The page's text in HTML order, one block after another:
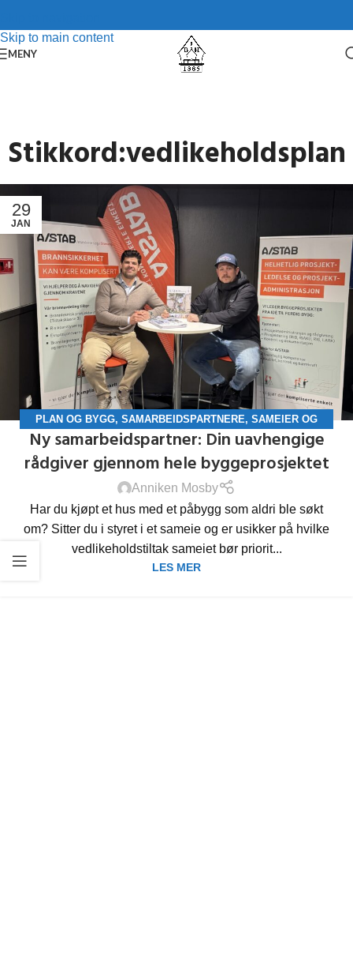
Skip to main content
MENY
Stikkord:vedlikeholdsplan
29
JAN
PLAN OG BYGG, SAMARBEIDSPARTNERE, SAMEIER OG
BORETTSLAG
Ny samarbeidspartner: Din uavhengige
rådgiver gjennom hele byggeprosjektet
Anniken Mosby
Har du kjøpt et hus med et påbygg som aldri ble søkt
om? Sitter du i styret i et sameie og er usikker på hvilke
vedlikeholdstiltak sameiet bør priorit...
LES MER